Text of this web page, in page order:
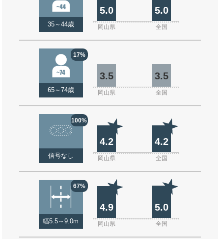
35～44歳
5.0 5.0
岡山県 全国
17%
65～74歳
3.5 3.5
岡山県 全国
100%
信号なし
4.2 4.2
岡山県 全国
67%
幅5.5～9.0m
4.9 5.0
岡山県 全国